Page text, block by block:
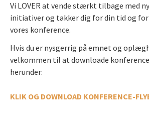
Vi LOVER at vende stærkt tilbage med
initiativer og takker dig for din tid og for
vores konference.
Hvis du er nysgerrig på emnet og
velkommen til at downloade
herunder:
KLIK OG DOWNLOAD KONFERENCE-